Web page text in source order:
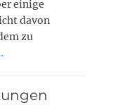
einige
davon
zu